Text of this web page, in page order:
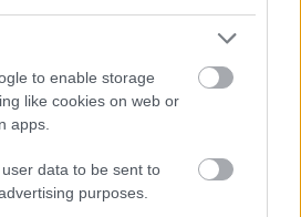
to enable storage
like cookies on web or
apps.
data to be sent to
purposes.
termeléssel
rendszert a